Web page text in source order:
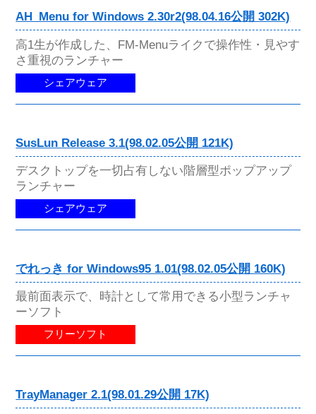
AH_Menu for Windows 2.30r2(98.04.16公開 302K)
高1生が作成した、FM-Menuライクで操作性・見やす
さ重視のランチャー
シェアウェア
SusLun Release 3.1(98.02.05公開 121K)
デスクトップを一切占有しない階層型ポップアップ
ランチャー
シェアウェア
でれっき for Windows95 1.01(98.02.05公開 160K)
最前面表示で、時計として常用できる小型ランチャ
ーソフト
フリーソフト
TrayManager 2.1(98.01.29公開 17K)